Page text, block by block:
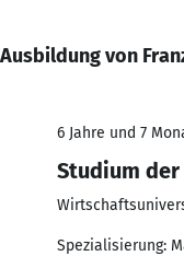
Ausbildung von
6 Jahre und 7
Studium
Spezialisierung: